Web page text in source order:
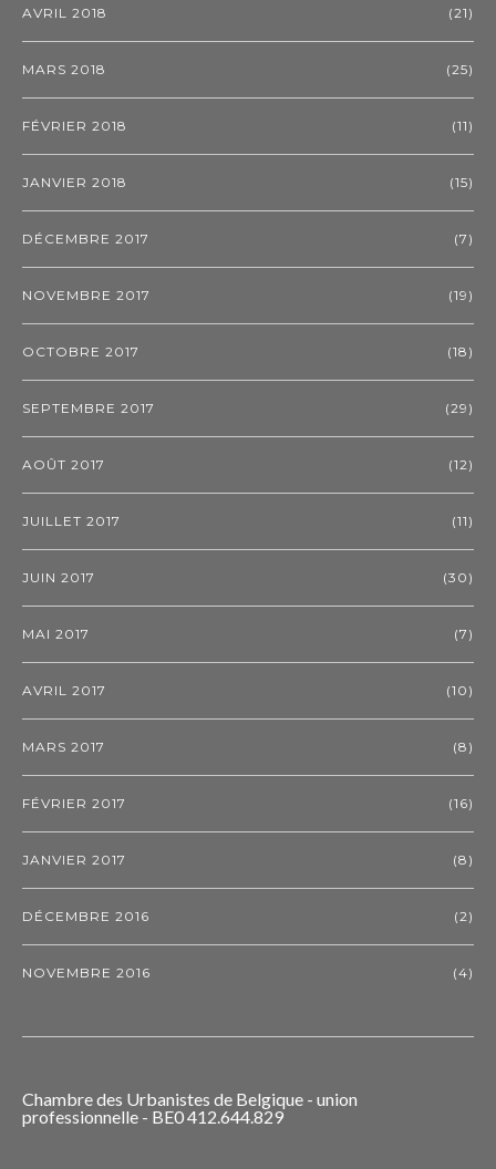
AVRIL 2018 (21)
MARS 2018 (25)
FÉVRIER 2018 (11)
JANVIER 2018 (15)
DÉCEMBRE 2017 (7)
NOVEMBRE 2017 (19)
OCTOBRE 2017 (18)
SEPTEMBRE 2017 (29)
AOÛT 2017 (12)
JUILLET 2017 (11)
JUIN 2017 (30)
MAI 2017 (7)
AVRIL 2017 (10)
MARS 2017 (8)
FÉVRIER 2017 (16)
JANVIER 2017 (8)
DÉCEMBRE 2016 (2)
NOVEMBRE 2016 (4)
Chambre des Urbanistes de Belgique - union
professionnelle - BE0 412.644.829